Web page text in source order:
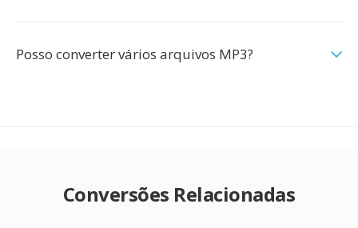
Posso converter vários arquivos MP3?
Conversões Relacionadas